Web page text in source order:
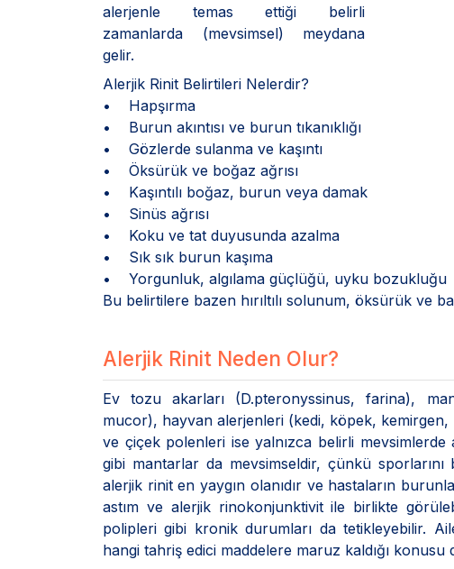
alerjenle temas ettiği belirli
zamanlarda (mevsimsel) meydana
gelir.
Alerjik Rinit Belirtileri Nelerdir?
• Hapşırma
• Burun akıntısı ve burun tıkanıklığı
• Gözlerde sulanma ve kaşıntı
• Öksürük ve boğaz ağrısı
• Kaşıntılı boğaz, burun veya damak
• Sinüs ağrısı
• Koku ve tat duyusunda azalma
• Sık sık burun kaşıma
• Yorgunluk, algılama güçlüğü, uyku bozukluğu
Bu belirtilere bazen hırıltılı solunum, öksürük ve
Alerjik Rinit Neden Olur?
Ev tozu akarları (D.pteronyssinus, farina),
mucor), hayvan alerjenleri (kedi, köpek,
ve çiçek polenleri ise yalnızca belirli
gibi mantarlar da mevsimseldir, çünkü sporlarını
alerjik rinit en yaygın olanıdır ve hastaların
astım ve alerjik rinokonjunktivit ile birlikte
polipleri gibi kronik durumları da tetikleyebilir.
hangi tahriş edici maddelere maruz kaldığı konusu